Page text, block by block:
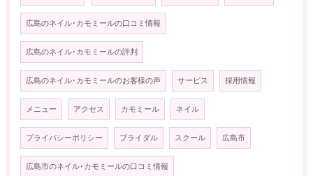
広島のネイル･カモミールの口コミ情報
広島のネイル･カモミールの評判
広島のネイル･カモミールのお客様の声 サービス 採用情報
メニュー アクセス カモミール ネイル
プライバシーポリシー ブライダル スクール 広島市
広島市のネイル･カモミールの口コミ情報